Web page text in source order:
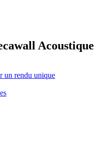
Acoustique
un rendu unique